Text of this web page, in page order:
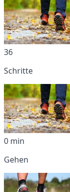
36
Schritte
0 min
Gehen